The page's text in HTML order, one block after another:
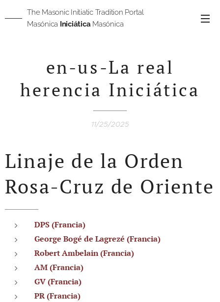
The Masonic Initiatic Tradition Portal
Masónica Iniciática Masónica
en-us-La real
herencia Iniciática
11/25/2025
Linaje de la Orden
Rosa-Cruz de Oriente
DPS (Francia)
George Bogé de Lagrezé (Francia)
Robert Ambelain (Francia)
AM (Francia)
GV (Francia)
PR (Francia)